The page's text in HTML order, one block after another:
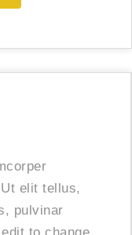
elit tellus,
pulvinar